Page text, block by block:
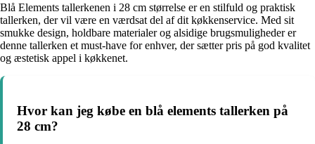
Blå Elements tallerkenen i 28 cm størrelse er en stilfuld og praktisk
tallerken, der vil være en værdsat del af dit køkkenservice. Med sit
smukke design, holdbare materialer og alsidige brugsmuligheder er
denne tallerken et must-have for enhver, der sætter pris på god kvalitet
og æstetisk appel i køkkenet.
Hvor kan jeg købe en blå elements tallerken på
28 cm?